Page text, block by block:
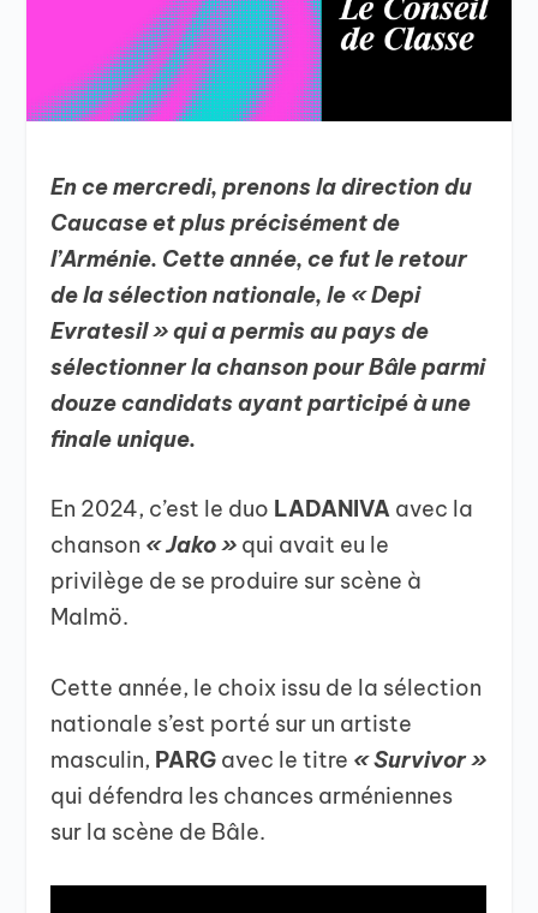
En ce mercredi, prenons la direction du
Caucase et plus précisément de
l’Arménie. Cette année, ce fut le retour
de la sélection nationale, le « Depi
Evratesil » qui a permis au pays de
sélectionner la chanson pour Bâle parmi
douze candidats ayant participé à une
finale unique.
En 2024, c’est le duo LADANIVA avec la
chanson « Jako » qui avait eu le
privilège de se produire sur scène à
Malmö.
Cette année, le choix issu de la sélection
nationale s’est porté sur un artiste
masculin, PARG avec le titre « Survivor »
qui défendra les chances arméniennes
sur la scène de Bâle.